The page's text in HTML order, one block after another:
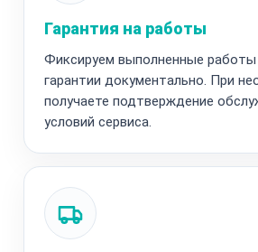
Гарантия на работы
Фиксируем выполненные работы
гарантии документально. При
получаете подтверждение
условий сервиса.